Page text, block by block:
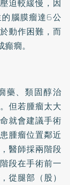
迫較緩慢，因
腦膜瘤達6公
動作困難，而
癇。
藥、類固醇治
但若腫瘤太大
就會建議手術
腫瘤位置鄰近
醫師採兩階段
段在手術前一
從腿部（股）